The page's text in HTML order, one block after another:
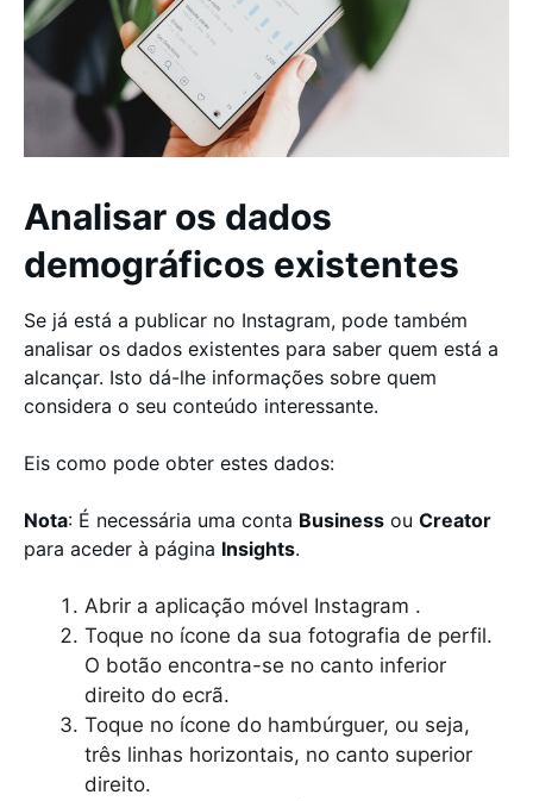
Analisar os dados
demográficos existentes
Se já está a publicar no Instagram, pode também
analisar os dados existentes para saber quem está a
alcançar. Isto dá-lhe informações sobre quem
considera o seu conteúdo interessante.
Eis como pode obter estes dados:
Nota: É necessária uma conta Business ou Creator
para aceder à página Insights.
Abrir a aplicação móvel Instagram .
Toque no ícone da sua fotografia de perfil.
O botão encontra-se no canto inferior
direito do ecrã.
Toque no ícone do hambúrguer, ou seja,
três linhas horizontais, no canto superior
direito.